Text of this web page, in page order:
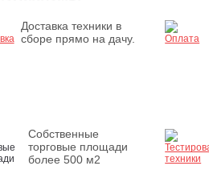
Доставка техники в
сборе прямо на дачу.
Собственные
торговые площади
более 500 м2